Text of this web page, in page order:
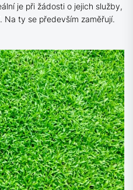
je při žádosti o jejich služby,
Na ty se především zaměřují.